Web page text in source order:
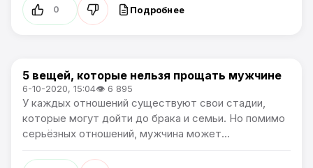
0 Подробнее
Жизнь
5 вещей, которые нельзя прощать мужчине
6-10-2020, 15:04👁 6 895
У каждых отношений существуют свои стадии,
которые могут дойти до брака и семьи. Но помимо
серьёзных отношений, мужчина может...